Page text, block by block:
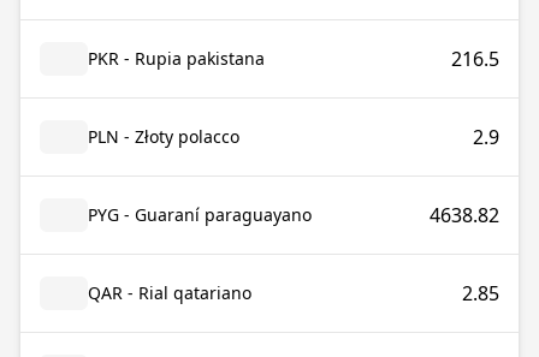
PKR - Rupia pakistana 216.5
PLN - Złoty polacco 2.9
PYG - Guaraní paraguayano 4638.82
QAR - Rial qatariano 2.85